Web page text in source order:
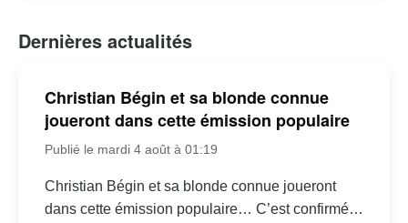
Dernières actualités
Christian Bégin et sa blonde connue
joueront dans cette émission populaire
Publié le mardi 4 août à 01:19
Christian Bégin et sa blonde connue joueront
dans cette émission populaire… C’est confirmé…